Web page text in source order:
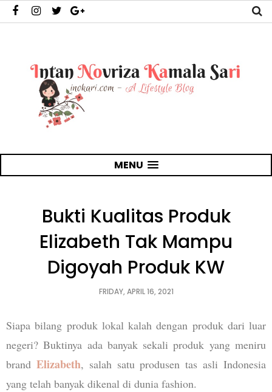
MENU
Bukti Kualitas Produk
Elizabeth Tak Mampu
Digoyah Produk KW
FRIDAY, APRIL 16, 2021
Siapa bilang produk lokal kalah dengan produk dari luar
negeri? Buktinya ada banyak sekali produk yang meniru
brand Elizabeth, salah satu produsen tas asli Indonesia
yang telah banyak dikenal di dunia fashion.